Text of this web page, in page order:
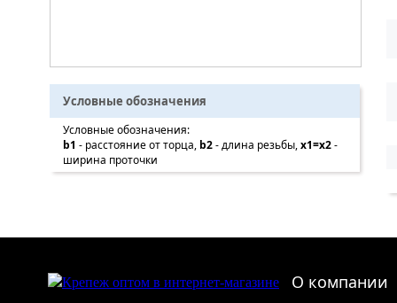
Условные обозначения
Условные обозначения:
b1 - расстояние от торца, b2- длина резьбы,x1=x2-
ширина проточки
О компании